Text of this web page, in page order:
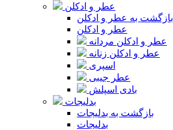
عطر و ادکلن
بازگشت به عطر و ادکلن
عطر و ادکلن
عطر و ادکلن مردانه
عطر و ادکلن زنانه
اسپری
عطر جیبی
بادی اسپلش
بدلیجات
بازگشت به بدلیجات
بدلیجات